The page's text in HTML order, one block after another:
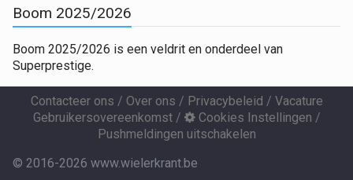
Boom 2025/2026
Boom 2025/2026 is een veldrit en onderdeel van
Superprestige.
Contacteer ons / Over ons / Privacybeleid / Vacature
Gebruikersovereenkomst/ Cookies Instellingen /
Pushmeldingen uitschakelen
© 2016-2026 www.wielerkrant.be